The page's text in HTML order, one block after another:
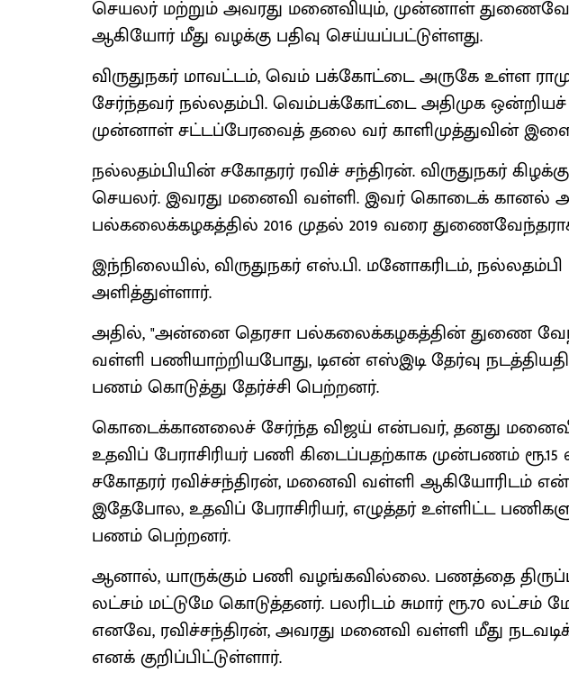
செயலர் மற்றும் அவரது மனைவியும், முன்னாள்
ஆகியோர் மீது வழக்கு பதிவு செய்யப்பட்டுள்ளது.
விருதுநகர் மாவட்டம், வெம் பக்கோட்டை அருகே உள்ள
சேர்ந்தவர் நல்லதம்பி. வெம்பக்கோட்டை அதிமுக
முன்னாள் சட்டப்பேரவைத் தலை வர் காளிமுத்துவின்
நல்லதம்பியின் சகோதரர் ரவிச் சந்திரன். விருதுநகர்
செயலர். இவரது மனைவி வள்ளி. இவர் கொடைக் கானல்
பல்கலைக்கழகத்தில் 2016 முதல் 2019 வரை
இந்நிலையில், விருதுநகர் எஸ்.பி. மனோகரிடம், நல்லதம்பி
அளித்துள்ளார்.
அதில், "அன்னை தெரசா பல்கலைக்கழகத்தின் துணை
வள்ளி பணியாற்றியபோது, டிஎன் எஸ்இடி தேர்வு
பணம் கொடுத்து தேர்ச்சி பெற்றனர்.
கொடைக்கானலைச் சேர்ந்த விஜய் என்பவர், தனது மனைவி
உதவிப் பேராசிரியர் பணி கிடைப்பதற்காக முன்பணம்
சகோதரர் ரவிச்சந்திரன், மனைவி வள்ளி ஆகியோரிடம் என்
இதேபோல, உதவிப் பேராசிரியர், எழுத்தர் உள்ளிட்ட
பணம் பெற்றனர்.
ஆனால், யாருக்கும் பணி வழங்கவில்லை. பணத்தை
லட்சம் மட்டுமே கொடுத்தனர். பலரிடம் சுமார் ரூ.70 லட்சம்
எனவே, ரவிச்சந்திரன், அவரது மனைவி வள்ளி மீது
எனக் குறிப்பிட்டுள்ளார்.